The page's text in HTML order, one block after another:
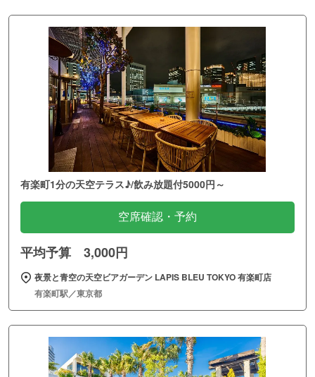
有楽町1分の天空テラス♪/飲み放題付5000円～
空席確認・予約
平均予算 3,000円
夜景と青空の天空ビアガーデン LAPIS BLEU TOKYO 有楽町店
有楽町駅／東京都